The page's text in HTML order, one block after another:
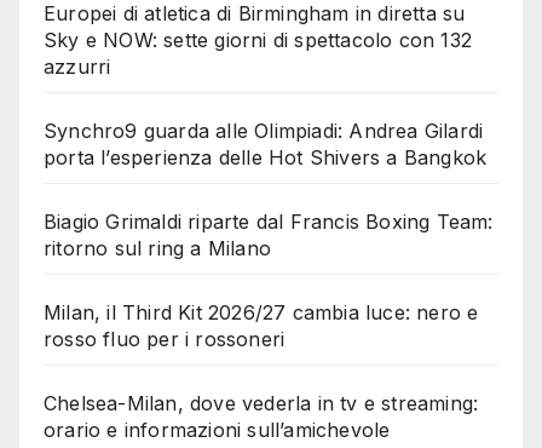
Europei di atletica di Birmingham in diretta su
Sky e NOW: sette giorni di spettacolo con 132
azzurri
Synchro9 guarda alle Olimpiadi: Andrea Gilardi
porta l’esperienza delle Hot Shivers a Bangkok
Biagio Grimaldi riparte dal Francis Boxing Team:
ritorno sul ring a Milano
Milan, il Third Kit 2026/27 cambia luce: nero e
rosso fluo per i rossoneri
Chelsea-Milan, dove vederla in tv e streaming:
orario e informazioni sull’amichevole